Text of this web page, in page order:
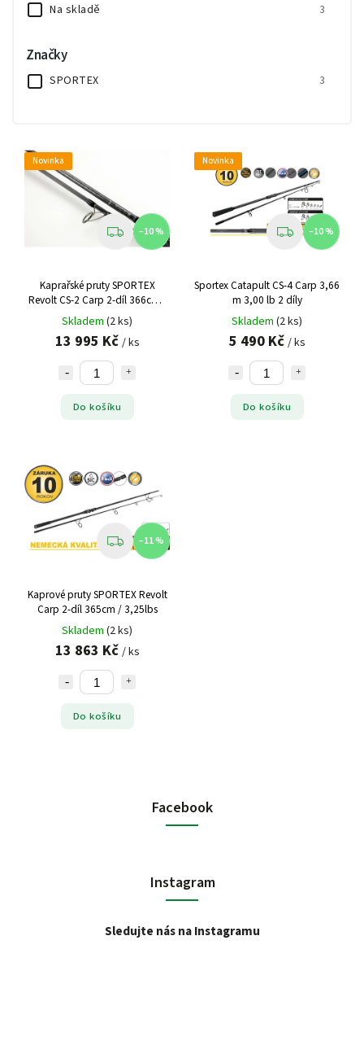
Na skladě 3
Značky
SPORTEX 3
Novinka
–10 %
Kaprařské pruty SPORTEX
Revolt CS-2 Carp 2-díl 366cm /
3,25bs
Skladem (2 ks)
13 995 Kč / ks
Do košíku
Novinka
–10 %
Sportex Catapult CS-4 Carp 3,66
m 3,00 lb 2 díly
Skladem (2 ks)
5 490 Kč / ks
Do košíku
–11 %
Kaprové pruty SPORTEX Revolt
Carp 2-díl 365cm / 3,25lbs
Skladem (2 ks)
13 863 Kč / ks
Do košíku
Facebook
Instagram
Sledujte nás na Instagramu